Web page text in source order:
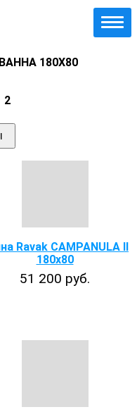
180Х80
2
Ravak CAMPANULA II
180x80
51 200 руб.